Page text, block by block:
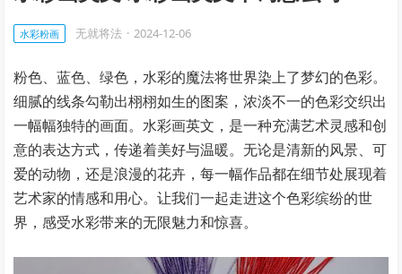
水彩粉画 无就将法 · 2024-12-06
粉色、蓝色、绿色，水彩的魔法将世界染上了梦幻的色彩。
细腻的线条勾勒出栩栩如生的图案，浓淡不一的色彩交织出
一幅幅独特的画面。水彩画英文，是一种充满艺术灵感和创
意的表达方式，传递着美好与温暖。无论是清新的风景、可
爱的动物，还是浪漫的花卉，每一幅作品都在细节处展现着
艺术家的情感和用心。让我们一起走进这个色彩缤纷的世
界，感受水彩带来的无限魅力和惊喜。